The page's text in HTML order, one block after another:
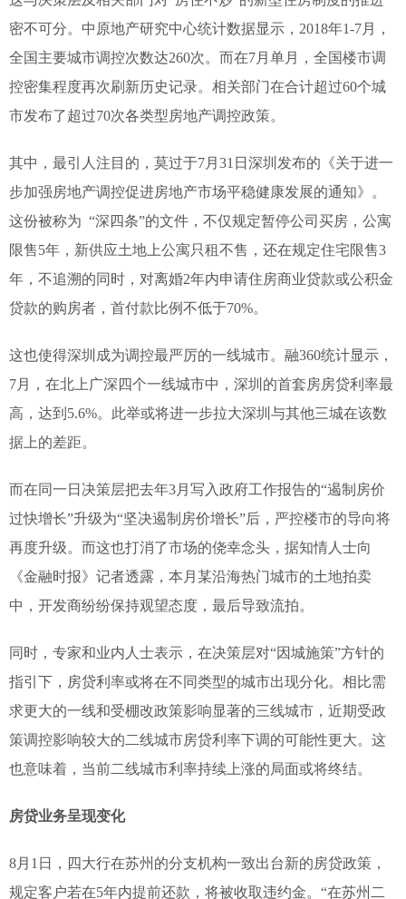
密不可分。中原地产研究中心统计数据显示，2018年1-7月，
全国主要城市调控次数达260次。而在7月单月，全国楼市调
控密集程度再次刷新历史记录。相关部门在合计超过60个城
市发布了超过70次各类型房地产调控政策。
其中，最引人注目的，莫过于7月31日深圳发布的《关于进一
步加强房地产调控促进房地产市场平稳健康发展的通知》。
这份被称为 “深四条”的文件，不仅规定暂停公司买房，公寓
限售5年，新供应土地上公寓只租不售，还在规定住宅限售3
年，不追溯的同时，对离婚2年内申请住房商业贷款或公积金
贷款的购房者，首付款比例不低于70%。
这也使得深圳成为调控最严厉的一线城市。融360统计显示，
7月，在北上广深四个一线城市中，深圳的首套房房贷利率最
高，达到5.6%。此举或将进一步拉大深圳与其他三城在该数
据上的差距。
而在同一日决策层把去年3月写入政府工作报告的“遏制房价
过快增长”升级为“坚决遏制房价增长”后，严控楼市的导向将
再度升级。而这也打消了市场的侥幸念头，据知情人士向
《金融时报》记者透露，本月某沿海热门城市的土地拍卖
中，开发商纷纷保持观望态度，最后导致流拍。
同时，专家和业内人士表示，在决策层对“因城施策”方针的
指引下，房贷利率或将在不同类型的城市出现分化。相比需
求更大的一线和受棚改政策影响显著的三线城市，近期受政
策调控影响较大的二线城市房贷利率下调的可能性更大。这
也意味着，当前二线城市利率持续上涨的局面或将终结。
房贷业务呈现变化
8月1日，四大行在苏州的分支机构一致出台新的房贷政策，
规定客户若在5年内提前还款，将被收取违约金。“在苏州二